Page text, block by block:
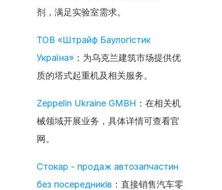
剂，满足实验室需求。
ТОВ «Штрайф Баулогістик
Україна» ：为乌克兰建筑市场提供优
质的塔式起重机及相关服务。
Zeppelin Ukraine GMBH ：在相关机
械领域开展业务，具体详情可查看官
网。
Стокар - продаж автозапчастин
без посередників ：直接销售汽车零